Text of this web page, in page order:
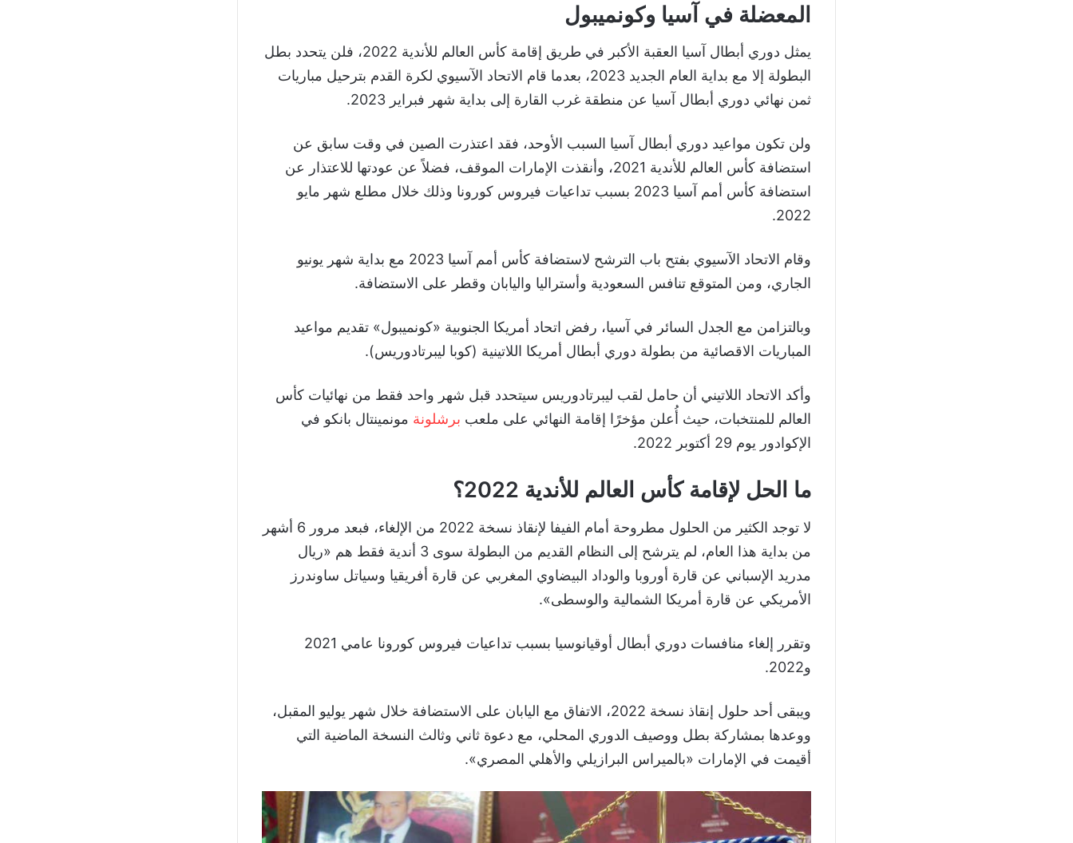
المعضلة في آسيا وكونميبول
يمثل دوري أبطال آسيا العقبة الأكبر في طريق إقامة كأس العالم للأندية 2022، فلن يتحدد بطل
البطولة إلا مع بداية العام الجديد 2023، بعدما قام الاتحاد الآسيوي لكرة القدم بترحيل مباريات
ثمن نهائي دوري أبطال آسيا عن منطقة غرب القارة إلى بداية شهر فبراير 2023.
ولن تكون مواعيد دوري أبطال آسيا السبب الأوحد، فقد اعتذرت الصين في وقت سابق عن
استضافة كأس العالم للأندية 2021، وأنقذت الإمارات الموقف، فضلاً عن عودتها للاعتذار عن
استضافة كأس أمم آسيا 2023 بسبب تداعيات فيروس كورونا وذلك خلال مطلع شهر مايو
2022.
وقام الاتحاد الآسيوي بفتح باب الترشح لاستضافة كأس أمم آسيا 2023 مع بداية شهر يونيو
الجاري، ومن المتوقع تنافس السعودية وأستراليا واليابان وقطر على الاستضافة.
وبالتزامن مع الجدل السائر في آسيا، رفض اتحاد أمريكا الجنوبية «كونميبول» تقديم مواعيد
المباريات الاقصائية من بطولة دوري أبطال أمريكا اللاتينية (كوبا ليبرتادوريس).
وأكد الاتحاد اللاتيني أن حامل لقب ليبرتادوريس سيتحدد قبل شهر واحد فقط من نهائيات كأس
العالم للمنتخبات، حيث أُعلن مؤخرًا إقامة النهائي على ملعب برشلونة مونمينتال بانكو في
الإكوادور يوم 29 أكتوبر 2022.
ما الحل لإقامة كأس العالم للأندية 2022؟
لا توجد الكثير من الحلول مطروحة أمام الفيفا لإنقاذ نسخة 2022 من الإلغاء، فبعد مرور 6 أشهر
من بداية هذا العام، لم يترشح إلى النظام القديم من البطولة سوى 3 أندية فقط هم «ريال
مدريد الإسباني عن قارة أوروبا والوداد البيضاوي المغربي عن قارة أفريقيا وسياتل ساوندرز
الأمريكي عن قارة أمريكا الشمالية والوسطى».
وتقرر إلغاء منافسات دوري أبطال أوقيانوسيا بسبب تداعيات فيروس كورونا عامي 2021
و2022.
ويبقى أحد حلول إنقاذ نسخة 2022، الاتفاق مع اليابان على الاستضافة خلال شهر يوليو المقبل،
ووعدها بمشاركة بطل ووصيف الدوري المحلي، مع دعوة ثاني وثالث النسخة الماضية التي
أقيمت في الإمارات «بالميراس البرازيلي والأهلي المصري».